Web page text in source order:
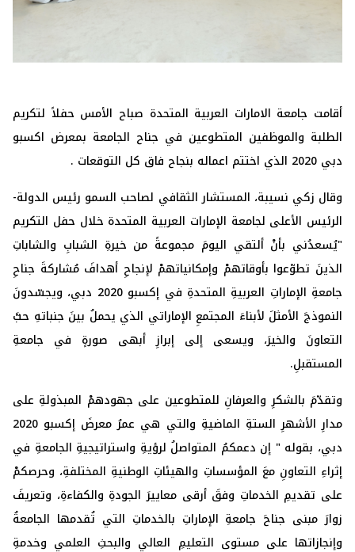
أقامت جامعة الامارات العربية المتحدة صباح الأمس حفلاً لتكريم
الطلبة والموظفين المتطوعين في جناح الجامعة بمعرض اكسبو
دبي 2020 الذي اختتم اعماله بنجاح فاق كل التوقعات .
وقال زكي نسيبة، المستشار الثقافي ‏لصاحب السمو رئيس الدولة-
الرئيس الأعلى لجامعة الإمارات ‏العربية المتحدة خلال حفل التكريم
"يُسعدُني بأنْ ألتقي اليومَ مجموعةً من خيرةِ الشبابِ والشاباتِ
الذينَ تطوّعوا بأوقاتهمْ وإمكانياتهمْ لإنجاحِ أهدافَ مُشاركةَ جناحِ
جامعةِ الإماراتِ العربيةِ المتحدةِ في إكسبو 2020 دبي، ويجسّدونَ
النموذجَ الأمثلَ لأبناءَ المجتمعِ الإماراتي الذي يحملُ بينَ جنباتهِ حبَّ
التعاونَ والخيرَ، ويسعى إلى إبرازِ أبهى صورةٍ في جامعةِ
المستقبلِ.
وتقدّمَ بالشكرِ والعرفانِ للمتطوعين على جهودهمْ المبذولةِ على
مدارِ الأشهرِ الستةِ الماضيةِ والتي هي عمرُ معرضَ إكسبو 2020
دبي، بقوله " إن دعمكمُ المتواصلُ لرؤيةِ واستراتيجيةِ الجامعةِ في
إثراءِ التعاونِ معَ المؤسساتِ والهيئاتِ الوطنيةِ المختلفةِ، وحرصكمْ
على تقديمِ الخدماتِ وفقَ أرقى معاييرَ الجودةِ والكفاءةِ، وتعريفَ
زوارَ مبنى جناحَ جامعةِ الإماراتِ بالخدماتِ التي تُقدمها الجامعةُ
وإنجازاتها على مستوى التعليمِ العالي والبحثِ العلمي وخدمةِ